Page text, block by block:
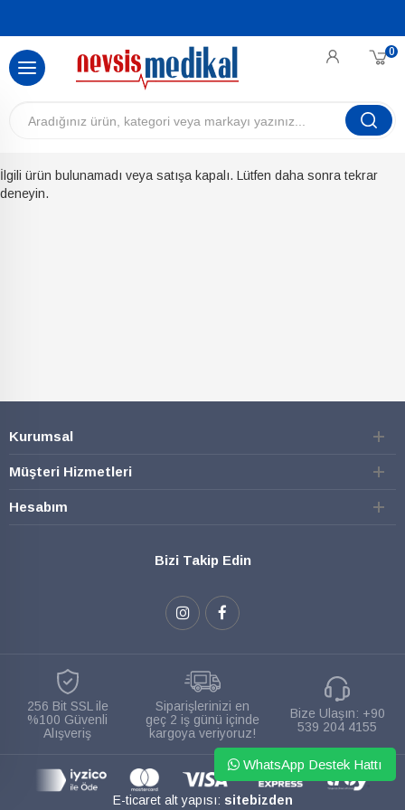
0
İlgili ürün bulunamadı veya satışa kapalı. Lütfen daha sonra tekrar
deneyin.
Kurumsal
Müşteri Hizmetleri
Hesabım
Bizi Takip Edin
256 Bit SSL ile
%100 Güvenli
Alışveriş
Siparişlerinizi en
geç 2 iş günü içinde
kargoya veriyoruz!
Bize Ulaşın: +90
539 204 4155
E-ticaret alt yapısı: sitebizden
WhatsApp Destek Hattı